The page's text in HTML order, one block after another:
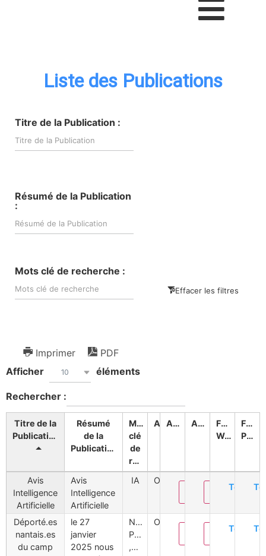
Liste des Publications
Titre de la Publication :
Résumé de la Publication
:
Mots clé de recherche :
Effacer les filtres
Imprimer
PDF
Afficher
10 éléments
Rechercher :
Titre de la
Publication
Résumé
de la
Publication
Mots
clé
de
recherche
Affiché
Action Action
Fichier
Word
PDF
Avis
Intelligence
Artificielle
Avis
Intelligence
Artificielle
IA
Oui
Supprimer
Déporté.es
nantais.es
du camp
le 27
janvier
2025 nous
Nantes-
Patrimonia
,Découverte
Oui
Supprimer